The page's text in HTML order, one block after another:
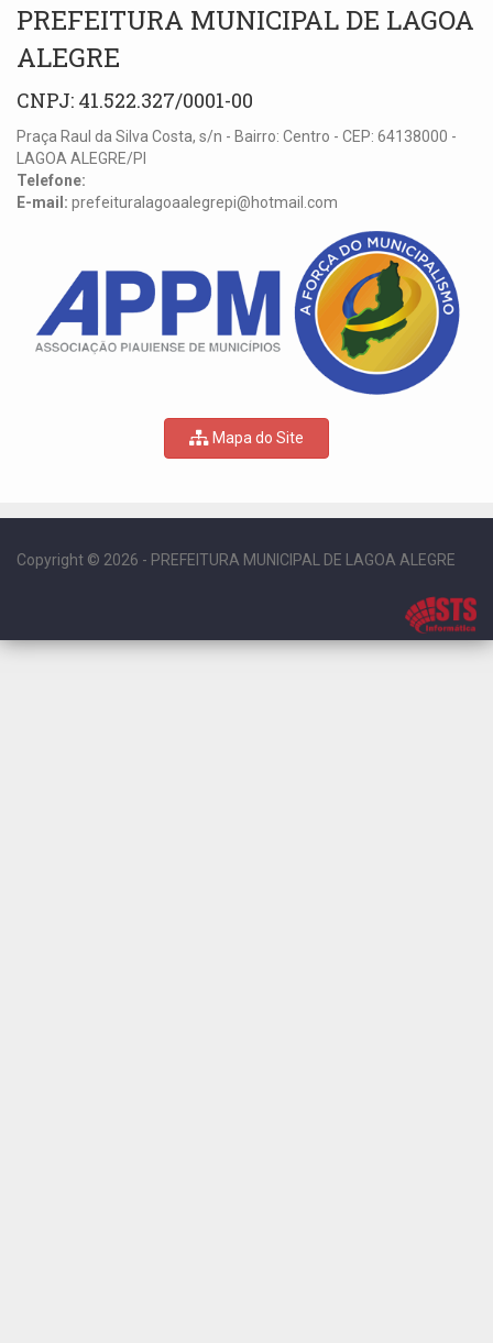
PREFEITURA MUNICIPAL DE LAGOA
ALEGRE
CNPJ: 41.522.327/0001-00
Praça Raul da Silva Costa, s/n - Bairro: Centro - CEP: 64138000 -
LAGOA ALEGRE/PI
Telefone:
E-mail: prefeituralagoaalegrepi@hotmail.com
Mapa do Site
Copyright © 2026 - PREFEITURA MUNICIPAL DE LAGOA ALEGRE